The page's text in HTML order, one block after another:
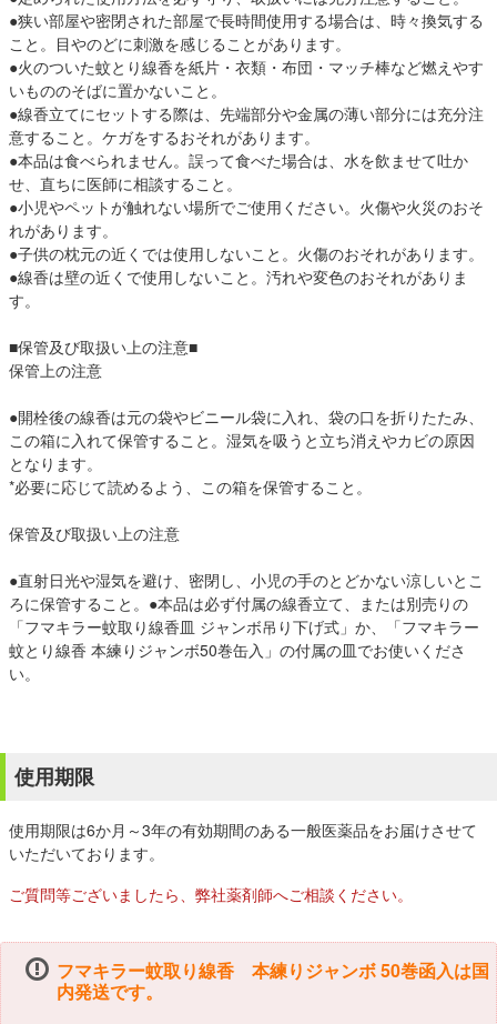
●狭い部屋や密閉された部屋で長時間使用する場合は、時々換気する
こと。目やのどに刺激を感じることがあります。
●火のついた蚊とり線香を紙片・衣類・布団・マッチ棒など燃えやす
いもののそばに置かないこと。
●線香立てにセットする際は、先端部分や金属の薄い部分には充分注
意すること。ケガをするおそれがあります。
●本品は食べられません。誤って食べた場合は、水を飲ませて吐か
せ、直ちに医師に相談すること。
●小児やペットが触れない場所でご使用ください。火傷や火災のおそ
れがあります。
●子供の枕元の近くでは使用しないこと。火傷のおそれがあります。
●線香は壁の近くで使用しないこと。汚れや変色のおそれがありま
す。
■保管及び取扱い上の注意■
保管上の注意
●開栓後の線香は元の袋やビニール袋に入れ、袋の口を折りたたみ、
この箱に入れて保管すること。湿気を吸うと立ち消えやカビの原因
となります。
*必要に応じて読めるよう、この箱を保管すること。
保管及び取扱い上の注意
●直射日光や湿気を避け、密閉し、小児の手のとどかない涼しいとこ
ろに保管すること。●本品は必ず付属の線香立て、または別売りの
「フマキラー蚊取り線香皿 ジャンボ吊り下げ式」か、「フマキラー
蚊とり線香 本練りジャンボ50巻缶入」の付属の皿でお使いくださ
い。
使用期限
使用期限は6か月～3年の有効期間のある一般医薬品をお届けさせて
いただいております。
ご質問等ございましたら、弊社薬剤師へご相談ください。
フマキラー蚊取り線香 本練りジャンボ 50巻函入は国
内発送です。